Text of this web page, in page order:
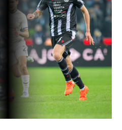
Academy
Cattedra Universidad Europea